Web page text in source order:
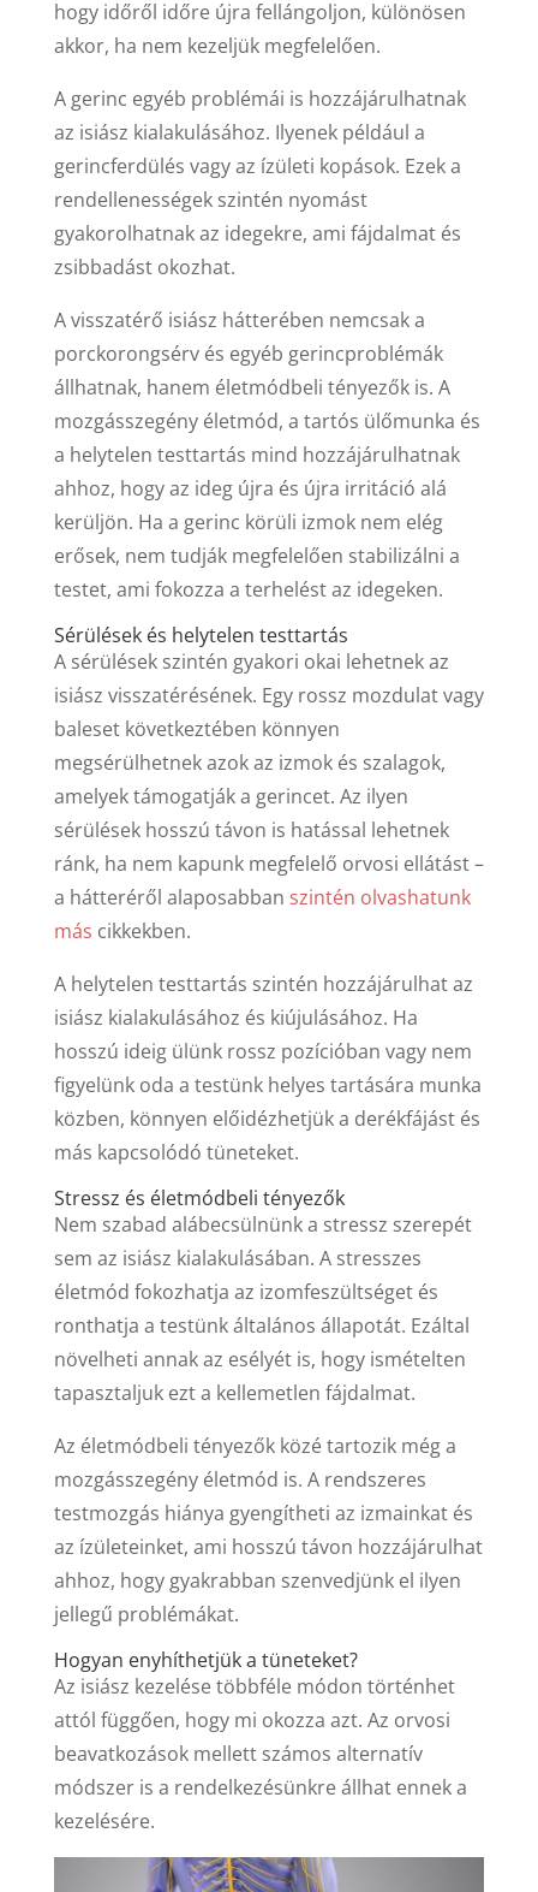
hogy időről időre újra fellángoljon, különösen
akkor, ha nem kezeljük megfelelően.
A gerinc egyéb problémái is hozzájárulhatnak
az isiász kialakulásához. Ilyenek például a
gerincferdülés vagy az ízületi kopások. Ezek a
rendellenességek szintén nyomást
gyakorolhatnak az idegekre, ami fájdalmat és
zsibbadást okozhat.
A visszatérő isiász hátterében nemcsak a
porckorongsérv és egyéb gerincproblémák
állhatnak, hanem életmódbeli tényezők is. A
mozgásszegény életmód, a tartós ülőmunka és
a helytelen testtartás mind hozzájárulhatnak
ahhoz, hogy az ideg újra és újra irritáció alá
kerüljön. Ha a gerinc körüli izmok nem elég
erősek, nem tudják megfelelően stabilizálni a
testet, ami fokozza a terhelést az idegeken.
Sérülések és helytelen testtartás
A sérülések szintén gyakori okai lehetnek az
isiász visszatérésének. Egy rossz mozdulat vagy
baleset következtében könnyen
megsérülhetnek azok az izmok és szalagok,
amelyek támogatják a gerincet. Az ilyen
sérülések hosszú távon is hatással lehetnek
ránk, ha nem kapunk megfelelő orvosi ellátást –
a hátteréről alaposabban szintén olvashatunk
más cikkekben.
A helytelen testtartás szintén hozzájárulhat az
isiász kialakulásához és kiújulásához. Ha
hosszú ideig ülünk rossz pozícióban vagy nem
figyelünk oda a testünk helyes tartására munka
közben, könnyen előidézhetjük a derékfájást és
más kapcsolódó tüneteket.
Stressz és életmódbeli tényezők
Nem szabad alábecsülnünk a stressz szerepét
sem az isiász kialakulásában. A stresszes
életmód fokozhatja az izomfeszültséget és
ronthatja a testünk általános állapotát. Ezáltal
növelheti annak az esélyét is, hogy ismételten
tapasztaljuk ezt a kellemetlen fájdalmat.
Az életmódbeli tényezők közé tartozik még a
mozgásszegény életmód is. A rendszeres
testmozgás hiánya gyengítheti az izmainkat és
az ízületeinket, ami hosszú távon hozzájárulhat
ahhoz, hogy gyakrabban szenvedjünk el ilyen
jellegű problémákat.
Hogyan enyhíthetjük a tüneteket?
Az isiász kezelése többféle módon történhet
attól függően, hogy mi okozza azt. Az orvosi
beavatkozások mellett számos alternatív
módszer is a rendelkezésünkre állhat ennek a
kezelésére.